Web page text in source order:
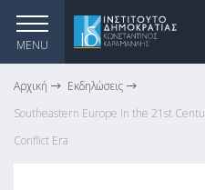
MENU
Αρχική
Εκδηλώσεις
Southeastern Europe in the 21st
Conflict Era